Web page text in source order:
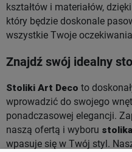
kształtów i materiałów,
który będzie doskonale
wszystkie Twoje
Znajdź swój idealny
Stoliki Art Deco to
wprowadzić do swojego
ponadczasowej elegancji.
naszą ofertą i wyboru
wpasuje się w Twój styl.